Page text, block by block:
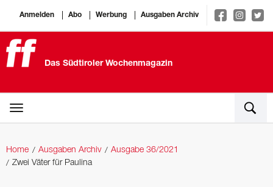
Anmelden Abo Werbung Ausgaben Archiv
Das Südtiroler Wochenmagazin
Home Ausgaben Archiv
Ausgabe 36/2021
Zwei Väter für Paulina